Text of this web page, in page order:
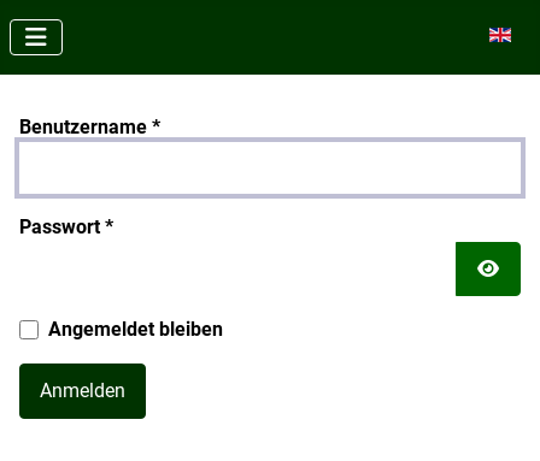
Benutzername *
Passwort*
Angemeldet bleiben
Anmelden